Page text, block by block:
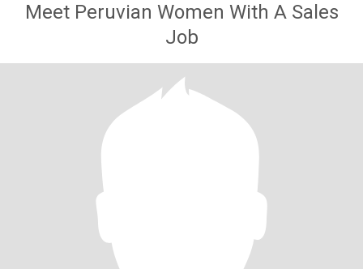
Meet Peruvian Women With A Sales
Job